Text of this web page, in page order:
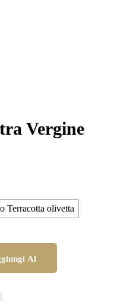
Vergine
Terracotta olivetta
Al